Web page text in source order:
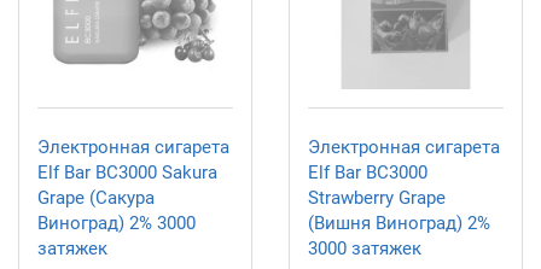
Электронная сигарета
Elf Bar BC3000 Sakura
Grape (Сакура
Виноград) 2% 3000
затяжек
Электронная сигарета
Elf Bar BC3000
Strawberry Grape
(Вишня Виноград) 2%
3000 затяжек